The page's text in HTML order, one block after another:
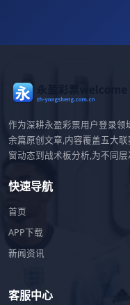
作为深耕永盈彩票用户登录
余篇原创文章,内容覆盖五大
窗动态到战术板分析,为不同
快速导航
首页
APP下载
新闻资讯
客服中心